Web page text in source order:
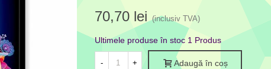
70,70 lei (inclusiv TVA)
Ultimele produse în stoc 1 Produs
- + Adaugă în coș